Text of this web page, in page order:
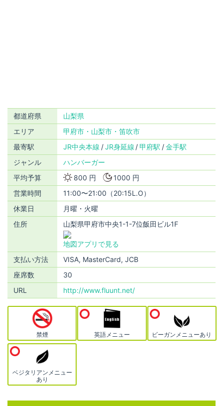
都道府県
山梨県
エリア
甲府市・山梨市・笛吹市
最寄駅
JR中央本線 JR身延線 甲府駅
金手駅
ジャンル
ハンバーガー
平均予算
800 円
1000 円
営業時間
11:00〜21:00（20:15L.O）
休業日
月曜・火曜
住所
山梨県甲府市中央1-1-7位飯田ビル1F
地図アプリで見る
支払い方法
VISA, MasterCard, JCB
座席数
30
URL
http://www.fluunt.net/
禁煙 英語メニュー ビーガンメニューあり
ベジタリアンメニュー
あり